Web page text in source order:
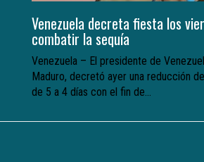
Venezuela decreta fiesta los
combatir la sequía
Venezuela – El presidente de
Maduro, decretó ayer una reducción
de 5 a 4 días con el fin de...